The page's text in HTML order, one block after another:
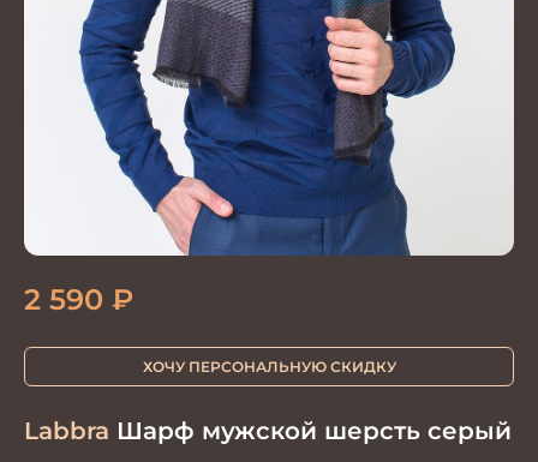
Labbra Шарф мужской шерсть серый
2 590 ₽
ХОЧУ ПЕРСОНАЛЬНУЮ СКИДКУ